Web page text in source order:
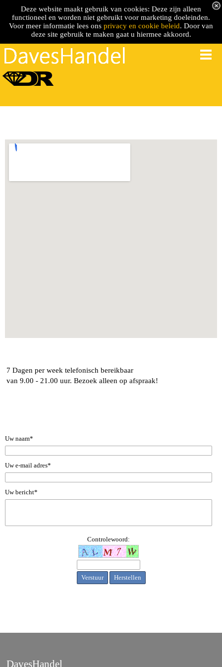
Deze website maakt gebruik van cookies: Deze zijn alleen
functioneel en worden niet gebruikt voor marketing doeleinden.
Voor meer informatie lees ons privacy en cookie beleid. Door van
deze site gebruik te maken gaat u hiermee akkoord.
7 Dagen per week telefonisch bereikbaar
van 9.00 - 21.00 uur. Bezoek alleen op afspraak!
Uw naam*
Uw e-mail adres*
Uw bericht*
Controlewoord:
DavesHandel